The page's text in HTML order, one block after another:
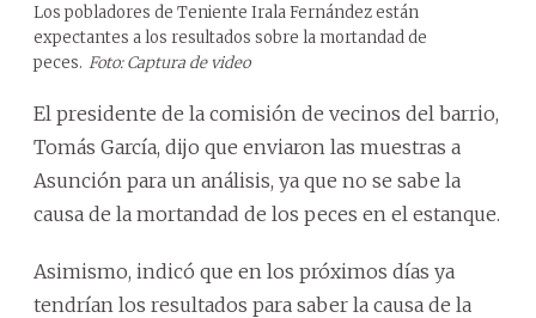
Los pobladores de Teniente Irala Fernández están
expectantes a los resultados sobre la mortandad de
peces. Foto: Captura de video
El presidente de la comisión de vecinos del barrio,
Tomás García, dijo que enviaron las muestras a
Asunción para un análisis, ya que no se sabe la
causa de la mortandad de los peces en el estanque.
Asimismo, indicó que en los próximos días ya
tendrían los resultados para saber la causa de la